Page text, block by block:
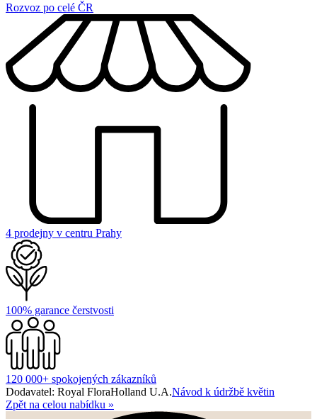
Rozvoz po celé ČR
4 prodejny v centru Prahy
100% garance čerstvosti
120 000+ spokojených zákazníků
Dodavatel: Royal FloraHolland U.A.Návod k údržbě květin
Zpět na celou nabídku »